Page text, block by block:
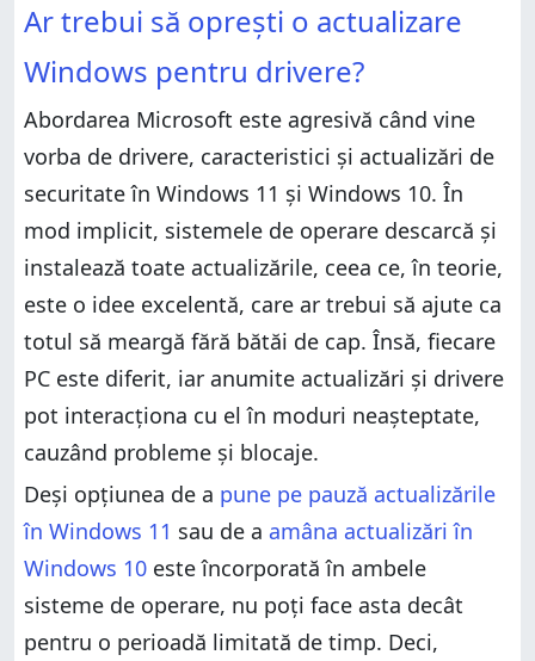
1. Cum blochezi actualizări de Windows cu “Show or
hide updates tool” (wushowhide)
2. Cum blochezi actualizări de Windows cu “Windows
Update Manager” (WuMgr)
Ce actualizări sau drivere din Windows ai blocat?
drivere?
hide updates tool” (wushowhide)
Update Manager” (WuMgr)
Ce actualizări sau drivere din Windows ai blocat?
Ar trebui să oprești o actualizare
Windows pentru drivere?
Abordarea Microsoft este agresivă când vine
vorba de drivere, caracteristici și actualizări de
securitate în Windows 11 și Windows 10. În
mod implicit, sistemele de operare descarcă și
instalează toate actualizările, ceea ce, în teorie,
este o idee excelentă, care ar trebui să ajute ca
totul să meargă fără bătăi de cap. Însă, fiecare
PC este diferit, iar anumite actualizări și drivere
pot interacționa cu el în moduri neașteptate,
cauzând probleme și blocaje.
Deși opțiunea de a pune pe pauză actualizările
în Windows 11 sau de a amâna actualizări în
Windows 10 este încorporată în ambele
sisteme de operare, nu poți face asta decât
pentru o perioadă limitată de timp. Deci,